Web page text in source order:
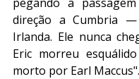
direção a Cumbria
Irlanda. Ele nunca
Eric morreu
morto por Earl Maccus".